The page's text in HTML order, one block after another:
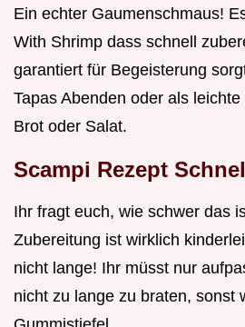
Ein echter Gaumenschmaus!
With Shrimp dass schnell
garantiert für Begeisterung
Tapas Abenden oder als
Brot oder Salat.
Scampi Rezept
Ihr fragt euch, wie schwer das
Zubereitung ist wirklich
nicht lange! Ihr müsst nur
nicht zu lange zu braten, sonst